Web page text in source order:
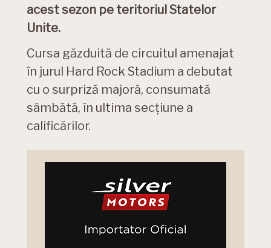
acest sezon pe teritoriul Statelor
Unite.
Cursa găzduită de circuitul amenajat
în jurul Hard Rock Stadium a debutat
cu o surpriză majoră, consumată
sâmbătă, în ultima secțiune a
calificărilor.